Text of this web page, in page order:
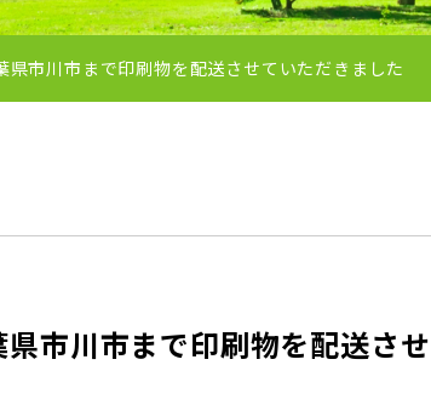
市川市まで印刷物を配送させていただきました
市川市まで印刷物を配送させ